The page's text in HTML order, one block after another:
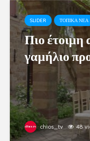
SLIDER ΤΟΠΙΚΑ ΝΕΑ
Πιο έτοιμη
γαμήλιο
chios_tv 48